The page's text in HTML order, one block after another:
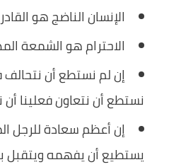
الإنسان الناضج هو
الاحترام هو الشمعة
إن لم نستطع أن نتحالف
نستطع أن نتعاون فعلينا أن
إن أعظم سعادة للرجل
يستطيع أن يفهمه ويتقبل